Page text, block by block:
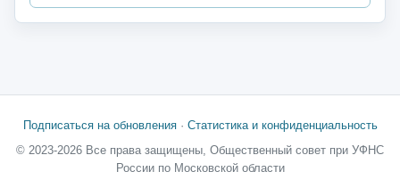
Подписаться на обновления· Статистика и конфиденциальность
© 2023-2026 Все права защищены, Общественный совет при УФНС
России по Московской области